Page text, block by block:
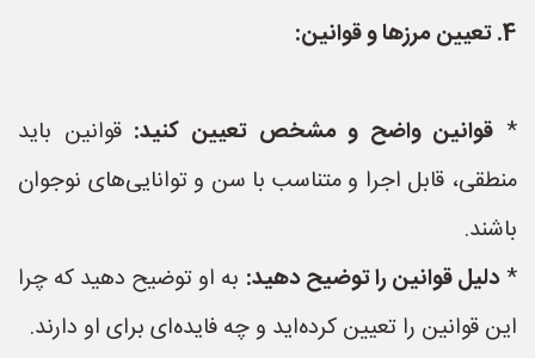
4. تعیین مرزها و قوانین:
* قوانین واضح و مشخص تعیین کنید: قوانین باید
منطقی، قابل اجرا و متناسب با سن و توانایی‌های نوجوان
باشند.
*دلیل قوانین را توضیح دهید: به او توضیح دهید که چرا
این قوانین را تعیین کرده‌اید و چه فایده‌ای برای او دارند.